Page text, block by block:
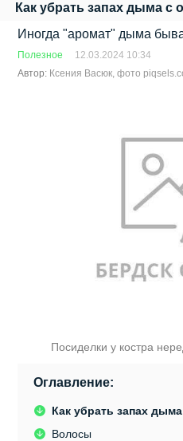
Как убрать запах дыма с
Иногда "аромат" дыма
Полезное
12.03.2024 10:34
Автор: Ксения Васюк, фото
Посиделки у костра
Оглавление:
Как убрать запах
Волосы